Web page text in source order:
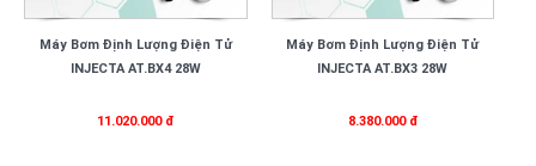
Máy Bơm Định Lượng Điện Tử
INJECTA AT.BX4 28W
11.020.000 đ
Máy Bơm Định Lượng Điện Tử
INJECTA AT.BX3 28W
8.380.000 đ